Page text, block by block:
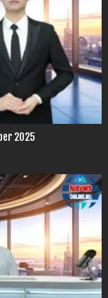
2025